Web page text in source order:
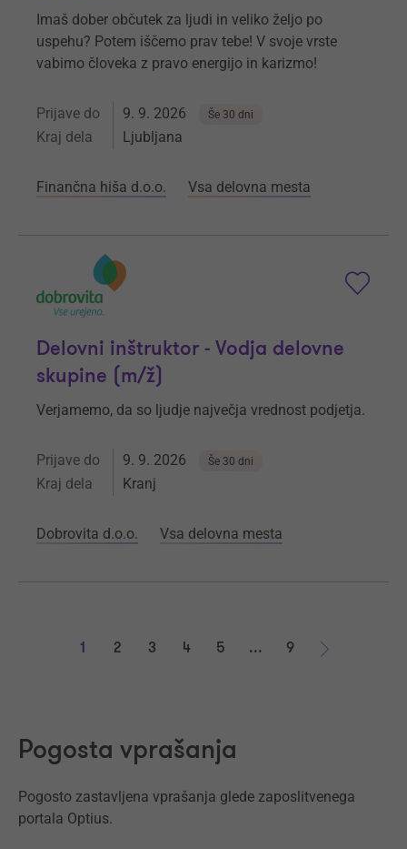
Imaš dober občutek za ljudi in veliko željo po
uspehu? Potem iščemo prav tebe! V svoje vrste
vabimo človeka z pravo energijo in karizmo!
Prijave do 9. 9. 2026 Še 30 dni
Kraj dela Ljubljana
Finančna hiša d.o.o. Vsa delovna mesta
Delovni inštruktor - Vodja delovne
skupine (m/ž)
Verjamemo, da so ljudje največja vrednost podjetja.
Prijave do 9. 9. 2026 Še 30 dni
Kraj dela Kranj
Dobrovita d.o.o. Vsa delovna mesta
1 2 3 4 5 ...
9
Pogosta vprašanja
Pogosto zastavljena vprašanja glede zaposlitvenega
portala Optius.